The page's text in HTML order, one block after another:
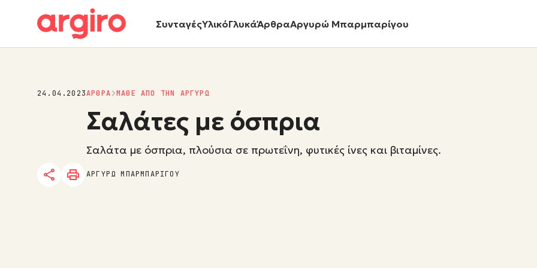
ΣυνταγέςΥλικόΓλυκάΆρθραΑργυρώ Μπαρμπαρίγου
24.04.2023ΑΡΘΡΑ ΜΑΘΕ ΑΠΟ ΤΗΝ ΑΡΓΥΡΩ
Σαλάτες με όσπρια
Σαλάτα με όσπρια, πλούσια σε πρωτεΐνη, φυτικές ίνες και βιταμίνες.
ΑΡΓΥΡΩ ΜΠΑΡΜΠΑΡΙΓΟΥ